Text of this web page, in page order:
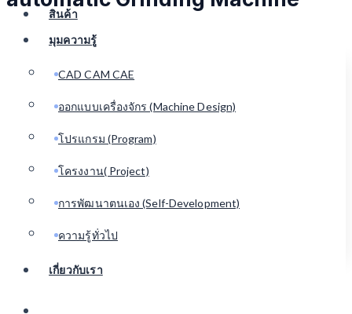
สินค้า
มุมความรู้
CAD CAM CAE
ออกแบบเครื่องจักร (Machine Design)
โปรแกรม (Program)
โครงงาน( Project)
การพัฒนาตนเอง (Self-Development)
ความรู้ทั่วไป
เกี่ยวกับเรา